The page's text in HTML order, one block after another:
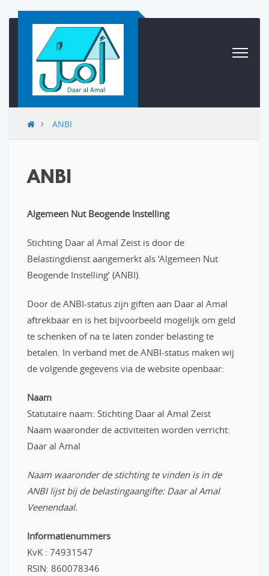
Skip to content
ANBI
ANBI
Algemeen Nut Beogende Instelling
Stichting Daar al Amal Zeist is door de
Belastingdienst aangemerkt als ‘Algemeen Nut
Beogende Instelling’ (ANBI).
Door de ANBI-status zijn giften aan Daar al Amal
aftrekbaar en is het bijvoorbeeld mogelijk om geld
te schenken of na te laten zonder belasting te
betalen. In verband met de ANBI-status maken wij
de volgende gegevens via de website openbaar:
Naam
Statutaire naam: Stichting Daar al Amal Zeist
Naam waaronder de activiteiten worden verricht:
Daar al Amal
Naam waaronder de stichting te vinden is in de
ANBI lijst bij de belastingaangifte: Daar al Amal
Veenendaal.
Informatienummers
KvK : 74931547
RSIN: 860078346